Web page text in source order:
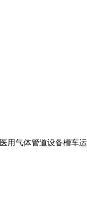
医用气体管道设备槽车